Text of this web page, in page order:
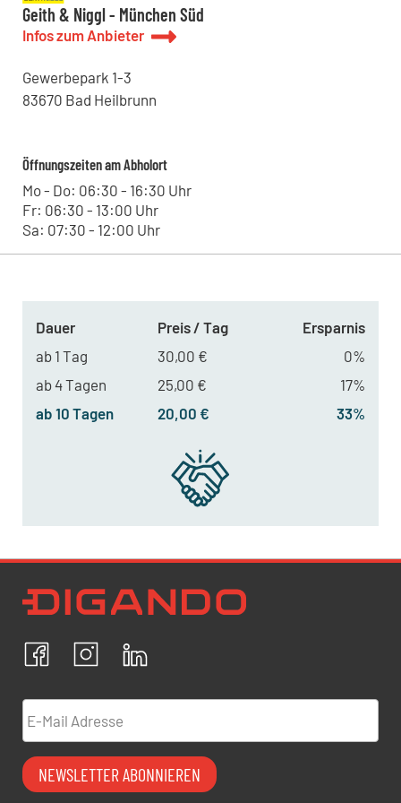
Kohrmann Baumaschinen - Dresden
Straße des 17.Juni 18, 01257 - Dresden , DE
Kohrmann Baumaschinen - Renchen
Hoch Baumaschinen - Steinach
Bildstöckle 10, 77790 - Steinach , DE
Kohrmann Baumaschinen - Halle
Lieskauer Straße 4, 06120 - Halle (Saale) , DE
Kohrmann Baumaschinen - Leipzig
Westringstraße 101, 04435 - Schkeuditz , DE
Geith & Niggl - München Süd
Infos zum Anbieter
Gewerbepark 1-3
83670 Bad Heilbrunn
Öffnungszeiten am Abholort
Mo - Do: 06:30 - 16:30 Uhr
Fr: 06:30 - 13:00 Uhr
Sa: 07:30 - 12:00 Uhr
Dauer Preis / Tag
Ersparnis
ab 1 Tag
30,00 €
0%
ab 4 Tagen
25,00 €
17%
ab 10 Tagen
20,00 € 33%
FacebookInstagram
Ich bestätige, dass ich die
Datenschutzrichtlinien
personenbezogenen Daten einverstanden.
E-Mail Adresse
NEWSLETTER ABONNIEREN